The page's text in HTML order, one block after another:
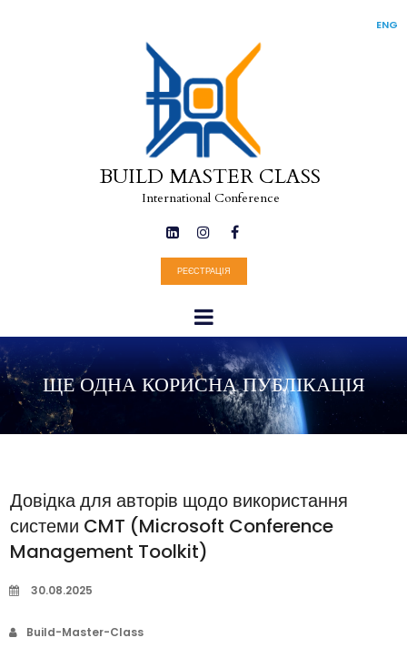
ENG
BUILD MASTER CLASS
International Conference
  
РЕЄСТРАЦІЯ
ЩЕ ОДНА КОРИСНА ПУБЛІКАЦІЯ
Довідка для авторів щодо використання
системи CMT (Microsoft Conference
Management Toolkit)
30.08.2025
Build-Master-Class